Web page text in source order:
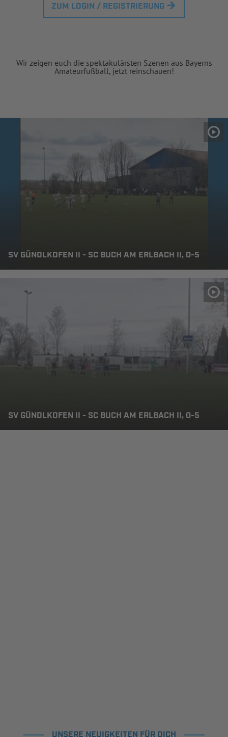
ZUM LOGIN / REGISTRIERUNG
Wir zeigen euch die spektakulärsten Szenen aus Bayerns
Amateurfußball, jetzt reinschauen!
SV GÜNDLKOFEN II - SC BUCH AM ERLBACH II, 0-5
SV GÜNDLKOFEN II - SC BUCH AM ERLBACH II, 0-5
UNSERE NEUIGKEITEN FÜR DICH